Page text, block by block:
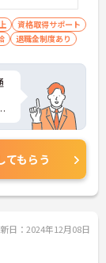
資格取得サポート
退職金制度あり
てもらう
日：2024年12月08日